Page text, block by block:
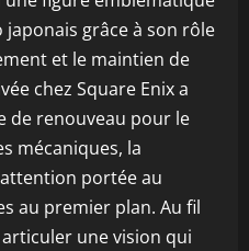
japonais grâce à son rôle
et le maintien de
chez Square Enix a
de renouveau pour le
mécaniques, la
portée au
au premier plan. Au fil
une vision qui